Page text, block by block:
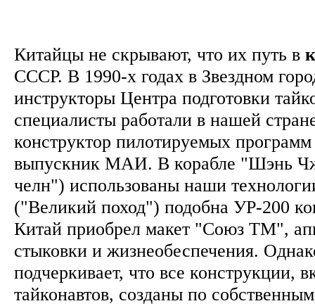
Китайцы не скрывают, что их путь в
СССР. В 1990-х годах в Звездном
инструкторы Центра подготовки
специалисты работали в нашей
конструктор пилотируемых
выпускник МАИ. В корабле "Шэнь
челн") использованы наши
("Великий поход") подобна УР-200
Китай приобрел макет "Союз ТМ",
стыковки и жизнеобеспечения.
подчеркивает, что все конструкции,
тайконавтов, созданы по